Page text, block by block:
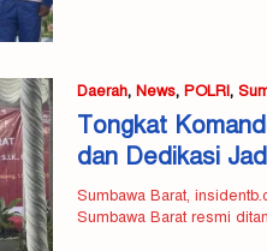
Daerah, News, POLRI,
Tongkat
dan Dedikasi
Sumbawa Barat,
Sumbawa Barat resmi